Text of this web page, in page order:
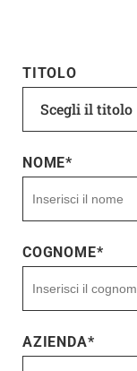
TITOLO
Scegli il titolo
NOME*
COGNOME*
AZIENDA*